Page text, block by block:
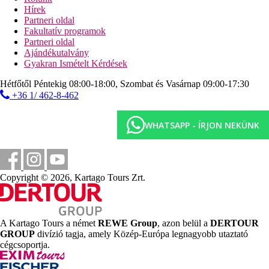
felár ellenében) és széf (esetleg felár ellenében), valamint
központilag szabályozott légkondicionáló tartozik. Fürdőszoba
káddal és zuhanyzóval.
Deluxe szoba king size ággyal:
A szobákhoz közös medence, vízforraló (esetleg felár
ellenében), minibár (esetleg felár ellenében), internet (esetleg
felár ellenében) és széf (esetleg felár ellenében), valamint
központilag szabályozott légkondicionáló tartozik. Fürdőszoba
káddal és zuhanyzóval.
Deluxe kétágyas szoba Szoba:
A szobákhoz közös medence, vízforraló (esetleg felár
ellenében), minibár (esetleg felár ellenében), internet (esetleg
felár ellenében) és széf (esetleg felár ellenében), valamint
központilag szabályozott légkondicionáló tartozik. Fürdőszoba
káddal és zuhanyzóval.
King szoba:
A szobákhoz közös medence, vízforraló (esetleg felár
ellenében), minibár (esetleg felár ellenében), internet (esetleg
felár ellenében) és széf (esetleg felár ellenében), valamint
központilag szabályozott légkondicionáló tartozik. Fürdőszoba
káddal és zuhanyzóval.
Hírek
Partneri oldal
Fakultatív programok
Partneri oldal
Ajándékutalvány
Gyakran Ismételt Kérdések
Hétfőtől Péntekig 08:00-18:00, Szombat és Vasárnap 09:00-17:30
+36 1/ 462-8-462
WHATSAPP - ÍRJON NEKÜNK
Copyright © 2026, Kartago Tours Zrt.
A Kartago Tours a német REWE Group, azon belül a DERTOUR
GROUP divízió tagja, amely Közép-Európa legnagyobb utaztató
cégcsoportja.